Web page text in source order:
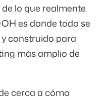
lo que realmente
es donde todo se
construido para
más amplio de
cerca a cómo